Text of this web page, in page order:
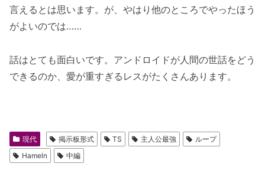
言えるとは思います。が、やはり他のところでやったほう
がよいのでは……
話はとても面白いです。アンドロイドが人間の世話をどう
できるのか、愛が重すぎるレスがたくさんあります。
現代 掲示板形式 TS 主人公最強
ループ
Hameln
中編